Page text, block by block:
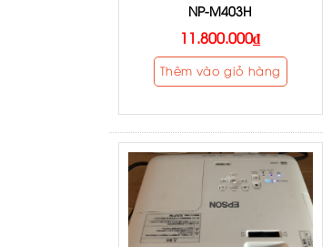
NP-M403H
11.800.000₫
Thêm vào giỏ hàng